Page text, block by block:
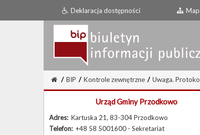
Deklaracja dostępności
/ BIP / Kontrole zewnętrzne / Uwaga.
Urząd Gminy Przodkowo
Adres: Kartuska 21, 83-304 Przodkowo
Telefon: +48 58 5001600 - Sekretariat